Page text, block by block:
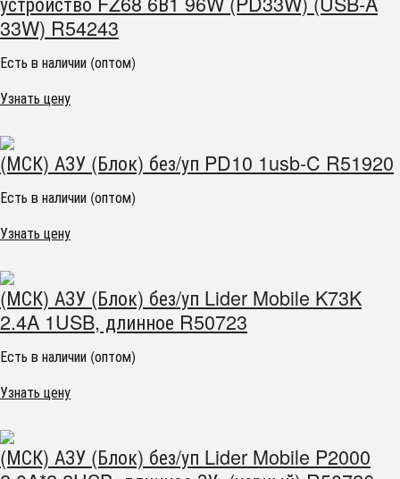
33W) R54243
Есть в наличии (оптом)
Узнать цену
(МСК) АЗУ (Блок) без/уп PD10 1usb-C R51920
Есть в наличии (оптом)
Узнать цену
(МСК) АЗУ (Блок) без/уп Lider Mobile K73K
2.4A 1USB, длинное R50723
Есть в наличии (оптом)
Узнать цену
(МСК) АЗУ (Блок) без/уп Lider Mobile P2000